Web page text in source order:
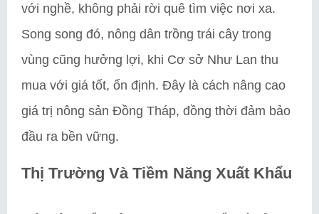
với nghề, không phải rời quê tìm việc nơi xa.
Song song đó, nông dân trồng trái cây trong
vùng cũng hưởng lợi, khi Cơ sở Như Lan thu
mua với giá tốt, ổn định. Đây là cách nâng cao
giá trị nông sản Đồng Tháp, đồng thời đảm bảo
đầu ra bền vững.
Thị Trường Và Tiềm Năng Xuất Khẩu